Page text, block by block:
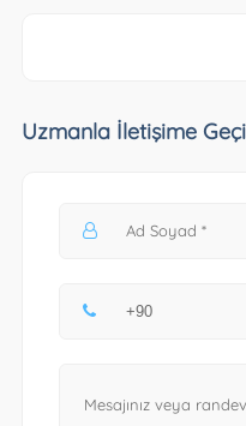
Uzmanla İletişime